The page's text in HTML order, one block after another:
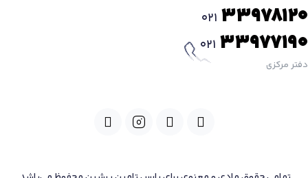
021 33978120
021 33977190
دفتر مرکزی